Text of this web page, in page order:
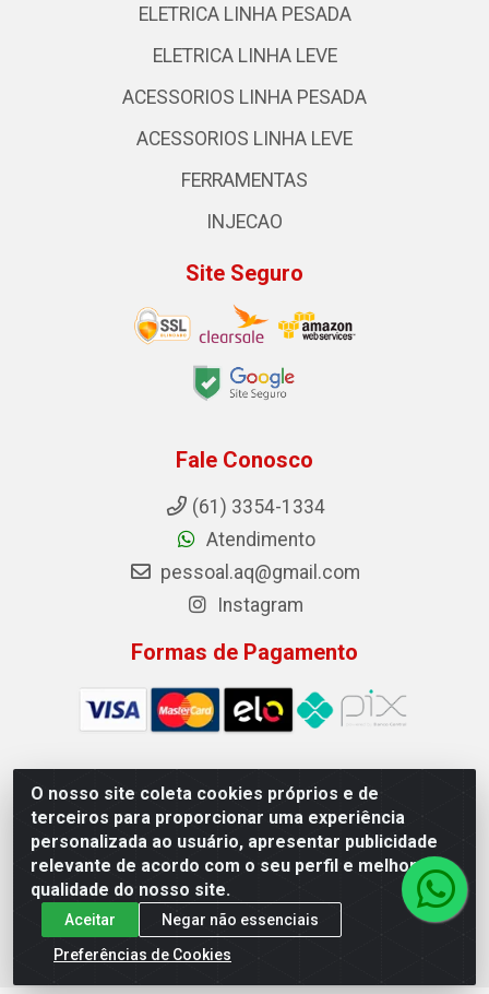
O nosso site coleta cookies próprios e de
terceiros para proporcionar uma experiência
personalizada ao usuário, apresentar publicidade
relevante de acordo com o seu perfil e melhorar a
qualidade do nosso site.
Aceitar
Negar não essenciais
Preferências de Cookies
ELETRICA LINHA PESADA
ELETRICA LINHA LEVE
ACESSORIOS LINHA PESADA
ACESSORIOS LINHA LEVE
FERRAMENTAS
INJECAO
Site Seguro
Fale Conosco
(61) 3354-1334
Atendimento
pessoal.aq@gmail.com
Instagram
Formas de Pagamento
Auto Qualidade Comercio de Pecas LTDA - Quadra Qi 23, S/N,
Lote 05/06 - Taguatinga, Brasília/DF - CEP 72.135-230 - CNPJ
72.617.459/0001-40